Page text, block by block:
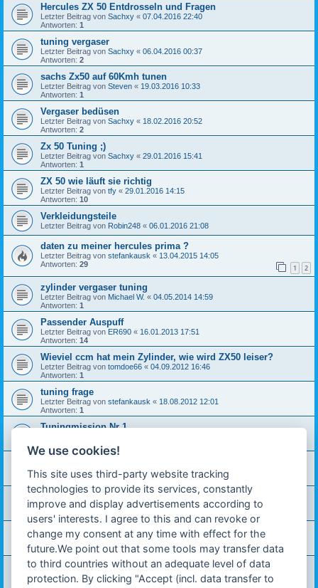
Hercules ZX 50 Entdrosseln und Fragen
Letzter Beitrag von Sachxy « 07.04.2016 22:40
Antworten: 1
tuning vergaser
Letzter Beitrag von Sachxy « 06.04.2016 00:37
Antworten: 2
sachs Zx50 auf 60Kmh tunen
Letzter Beitrag von Steven « 19.03.2016 10:33
Antworten: 1
Vergaser bedüsen
Letzter Beitrag von Sachxy « 18.02.2016 20:52
Antworten: 2
Zx 50 Tuning ;)
Letzter Beitrag von Sachxy « 29.01.2016 15:41
Antworten: 1
ZX 50 wie läuft sie richtig
Letzter Beitrag von tfy « 29.01.2016 14:15
Antworten: 10
Verkleidungsteile
Letzter Beitrag von Robin248 « 06.01.2016 21:08
daten zu meiner hercules prima ?
Letzter Beitrag von stefankausk « 13.04.2015 14:05
Antworten: 29 1 2
zylinder vergaser tuning
Letzter Beitrag von Michael W. « 04.05.2014 14:59
Antworten: 1
Passender Auspuff
Letzter Beitrag von ER690 « 16.01.2013 17:51
Antworten: 14
Wieviel ccm hat mein Zylinder, wie wird ZX50 leiser?
Letzter Beitrag von tomdoe66 « 04.09.2012 16:46
Antworten: 1
tuning frage
Letzter Beitrag von stefankausk « 18.08.2012 12:01
Antworten: 1
Tuningmission Nr 1
Letzter Beitrag vonSchiffi«07.11.2010 19:42
Antworten:17
Wie Tunen
Letzter Beitrag vonSchiffi«06.11.2010 21:20
Antworten:
Vergaser richtig eigestellt?
Letzter Beitrag von
06.11.2010 01:47
Antworten:2
Tuningmöglichkeiten
Letzter Beitrag vonJoSt« 29.07.2010 19:05
Antworten: 6
We use cookies!
This site uses third-party website tracking
technologies to provide its services, constantly
improve and display advertisements according to
users' interests. I agree to this and can revoke or
change my consent at any time with effect for the
future.We point out that some tools may transfer data
to third countries without an adequate level of data
protection. By clicking "Accept (incl. data transfer to